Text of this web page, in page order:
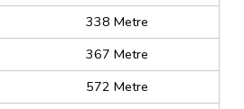
338 Metre
367 Metre
572 Metre